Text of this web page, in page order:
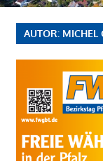
AUTOR: MICHEL